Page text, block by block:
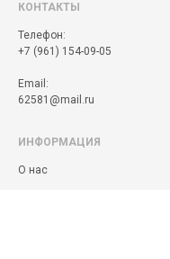
КОНТАКТЫ
Телефон:
+7 (961) 154-09-05
Email:
62581@mail.ru
ИНФОРМАЦИЯ
О нас